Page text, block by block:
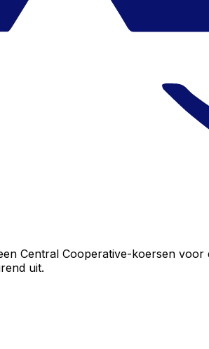
Central Cooperative-koersen
uit.